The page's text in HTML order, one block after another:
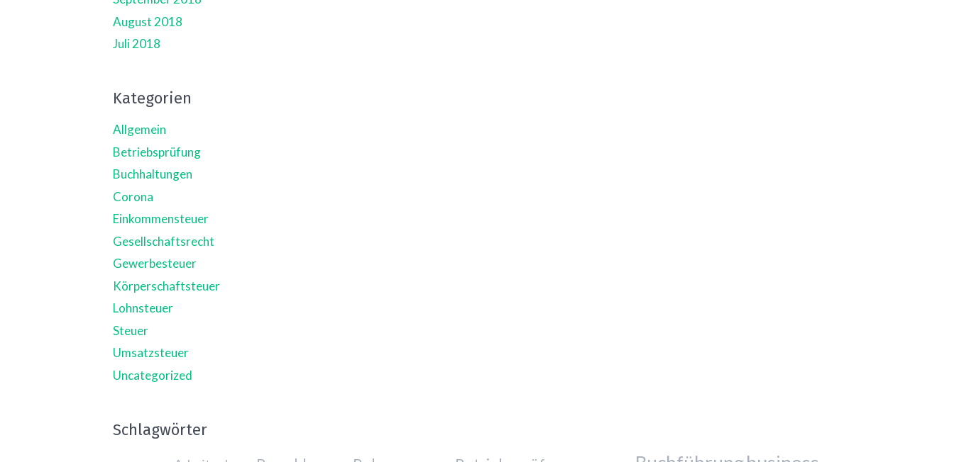
August 2018
Juli 2018
Kategorien
Allgemein
Betriebsprüfung
Buchhaltungen
Corona
Einkommensteuer
Gesellschaftsrecht
Gewerbesteuer
Körperschaftsteuer
Lohnsteuer
Steuer
Umsatzsteuer
Uncategorized
Schlagwörter